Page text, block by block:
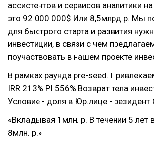
ассистентов и сервисов аналитики
это 92 000 000$ Или 8,5млрд.р. Мы
для быстрого старта и развития
инвестиции, в связи с чем
поучаствовать в нашем проекте
В рамках раунда pre-seed.
IRR 213% PI 556% Возврат тела
Условие - доля в Юр.лице - резидент
«Вкладывая 1млн. р. В течении 5 лет
8млн. р.»